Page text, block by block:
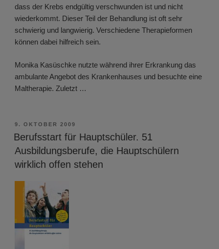
dass der Krebs endgültig verschwunden ist und nicht
wiederkommt. Dieser Teil der Behandlung ist oft sehr
schwierig und langwierig. Verschiedene Therapieformen
können dabei hilfreich sein.
Monika Kasüschke nutzte während ihrer Erkrankung das
ambulante Angebot des Krankenhauses und besuchte eine
Maltherapie. Zuletzt …
VERÖFFENTLICHT
AM
9. OKTOBER 2009
Berufsstart für Hauptschüler. 51
Ausbildungsberufe, die Hauptschülern
wirklich offen stehen